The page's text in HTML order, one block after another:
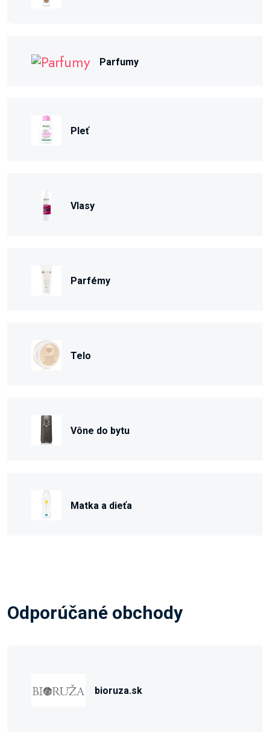
Parfumy
Pleť
Vlasy
Parfémy
Telo
Vône do bytu
Matka a dieťa
Odporúčané obchody
bioruza.sk